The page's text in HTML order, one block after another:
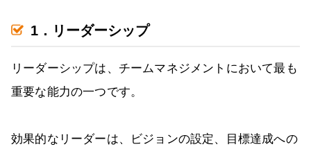
1．リーダーシップ
リーダーシップは、チームマネジメントにおいて最も
重要な能力の一つです。
効果的なリーダーは、ビジョンの設定、目標達成への